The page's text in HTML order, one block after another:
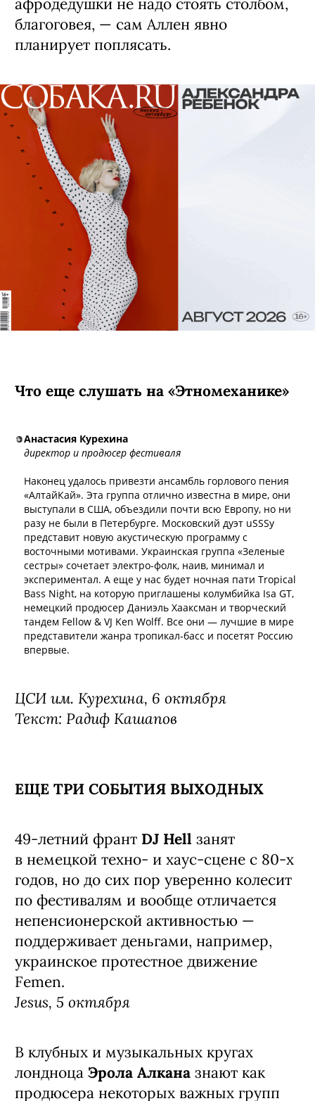
афродедушки не надо стоять столбом,
благоговея, — сам Аллен явно
планирует поплясать.
Что еще слушать на «Этномеханике»
Анастасия Курехина
директор и продюсер фестиваля
Наконец удалось привезти ансамбль горлового пения
«АлтайКай». Эта группа отлично известна в мире, они
выступали в США, объездили почти всю Европу, но ни
разу не были в Петербурге. Московский дуэт uSSSy
представит новую акустическую программу с
восточными мотивами. Украинская группа «Зеленые
сестры» сочетает электро-фолк, наив, минимал и
экспериментал. А еще у нас будет ночная пати Tropical
Bass Night, на которую приглашены колумбийка Isa GT,
немецкий продюсер Даниэль Хааксман и творческий
тандем Fellow & VJ Ken Wolff. Все они — лучшие в мире
представители жанра тропикал-басс и посетят Россию
впервые.
ЦСИ им. Курехина, 6 октября
Текст: Радиф Кашапов
ЕЩЕ ТРИ СОБЫТИЯ ВЫХОДНЫХ
49-летний франт DJ Hell занят
в немецкой техно- и хаус-сцене с 80-х
годов, но до сих пор уверенно колесит
по фестивалям и вообще отличается
непенсионерской активностью —
поддерживает деньгами, например,
украинское протестное движение
Femen.
Jesus, 5 октября
В клубных и музыкальных кругах
лондноца Эрола Алкана знают как
продюсера некоторых важных групп